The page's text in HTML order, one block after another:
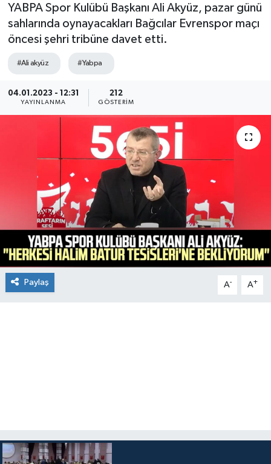
YABPA Spor Kulübü Başkanı Ali Akyüz, pazar günü
sahlarında oynayacakları Bağcılar Evrenspor maçı
öncesi şehri tribüne davet etti.
#Ali akyüz #Yabpa
04.01.2023 - 12:31
YAYINLANMA
212
GÖSTERIM
Paylaş A- A+
Sağlık
Manşet Haberi
Son Dakika Haberleri